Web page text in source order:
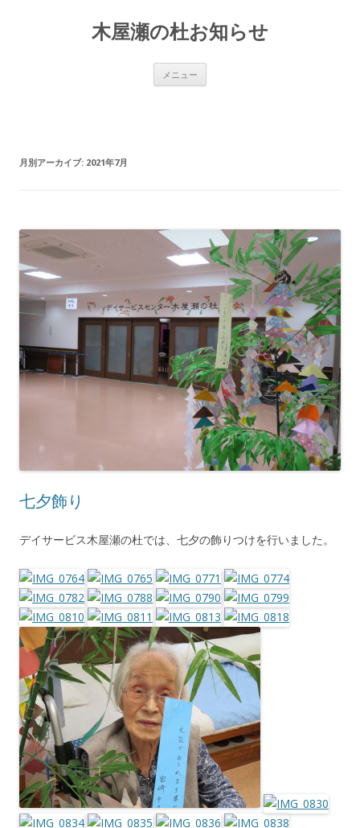
木屋瀬の杜お知らせ
メニュー
月別アーカイブ: 2021年7月
七夕飾り
デイサービス木屋瀬の杜では、七夕の飾りつけを行いました。